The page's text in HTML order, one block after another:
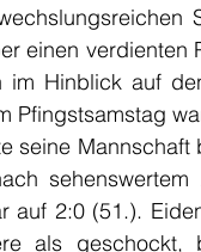
einen verdienten
Hinblick auf
Pfingstsamstag
seine Mannschaft
auf 2:0 (51.).
als geschockt,